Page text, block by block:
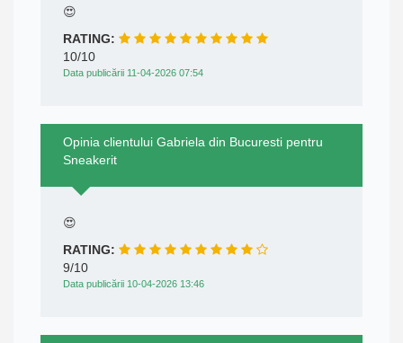
😍
RATING:
10/10
Data publicării 11-04-2026 07:54
Opinia clientului Gabriela din Bucuresti pentru
Sneakerit
😍
RATING:
9/10
Data publicării 10-04-2026 13:46